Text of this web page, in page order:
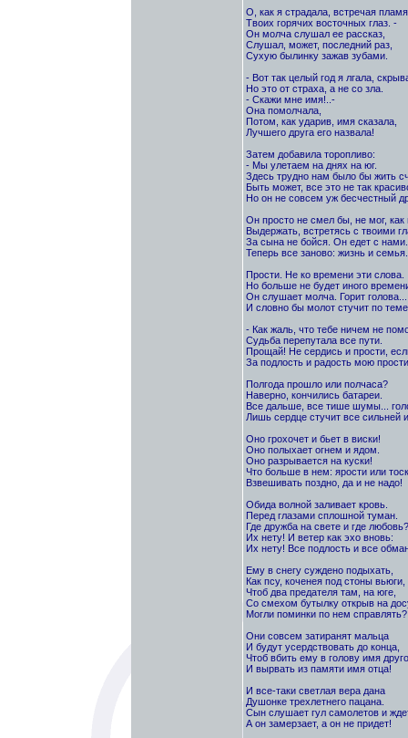
О, как я страдала, встречая пламя
Твоих горячих восточных глаз. -
Он молча слушал ее рассказ,
Слушал, может, последний раз,
Сухую былинку зажав зубами.
- Вот так целый год я лгала,
Но это от страха, а не со зла.
- Скажи мне имя!..-
Она помолчала,
Потом, как ударив, имя сказала,
Лучшего друга его назвала!
Затем добавила торопливо:
- Мы улетаем на днях на юг.
Здесь трудно нам было бы жить
Быть может, все это не так
Но он не совсем уж бесчестный
Он просто не смел бы, не мог, как
Выдержать, встретясь с твоими
За сына не бойся. Он едет с нами.
Теперь все заново: жизнь и семья.
Прости. Не ко времени эти слова.
Но больше не будет иного
Он слушает молча. Горит голова...
И словно бы молот стучит по
- Как жаль, что тебе ничем не
Судьба перепутала все пути.
Прощай! Не сердись и прости,
За подлость и радость мою
Полгода прошло или полчаса?
Наверно, кончились батареи.
Все дальше, все тише шумы...
Лишь сердце стучит все сильней
Оно грохочет и бьет в виски!
Оно полыхает огнем и ядом.
Оно разрывается на куски!
Что больше в нем: ярости или
Взвешивать поздно, да и не надо!
Обида волной заливает кровь.
Перед глазами сплошной туман.
Где дружба на свете и где любовь?
Их нету! И ветер как эхо вновь:
Их нету! Все подлость и все
Ему в снегу суждено подыхать,
Как псу, коченея под стоны вьюги,
Чтоб два предателя там, на юге,
Со смехом бутылку открыв на
Могли поминки по нем
Они совсем затиранят мальца
И будут усердствовать до конца,
Чтоб вбить ему в голову имя
И вырвать из памяти имя отца!
И все-таки светлая вера дана
Душонке трехлетнего пацана.
Сын слушает гул самолетов и
А он замерзает, а он не придет!